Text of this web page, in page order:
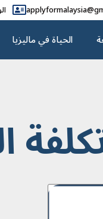
الحياة في ماليزيا